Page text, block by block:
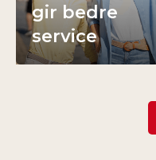
gir bedre
service